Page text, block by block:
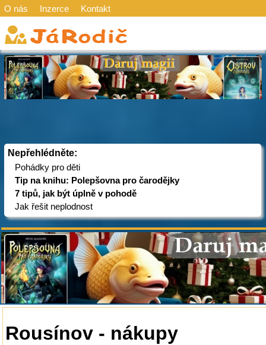
O nás Inzerce Kontakt
Nepřehlédněte:
Pohádky pro děti
Tip na knihu: Polepšovna pro čarodějky
7 tipů, jak být úplně v pohodě
Jak řešit neplodnost
Rousínov - nákupy